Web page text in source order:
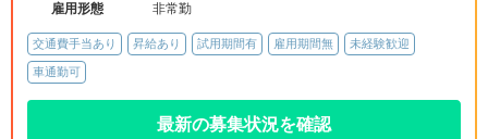
雇用形態
非常勤
交通費手当あり 昇給あり 試用期間有 雇用期間無 未経験歓迎
車通勤可
最新の募集状況を確認